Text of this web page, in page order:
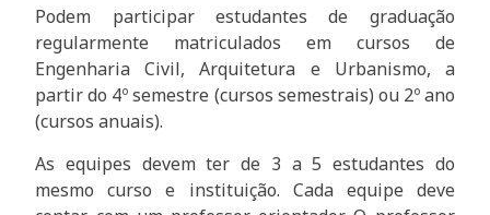
Podem participar estudantes de graduação
regularmente matriculados em cursos de
Engenharia Civil, Arquitetura e Urbanismo, a
partir do 4º semestre (cursos semestrais) ou 2º ano
(cursos anuais).
As equipes devem ter de 3 a 5 estudantes do
mesmo curso e instituição. Cada equipe deve